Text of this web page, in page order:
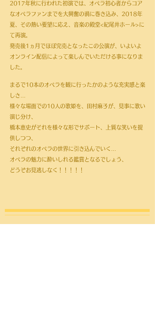
2017年秋に行われた初演では、オペラ初心者からコア
なオペラファンまでを大興奮の渦に巻き込み、2018年
夏、その熱い要望に応え、音楽の殿堂<紀尾井ホール>に
て再演。
発売後1ヵ月でほぼ完売となったこの公演が、いよいよ
オンライン配信によって楽しんでいただける事になりま
した。
まるで10本のオペラを観に行ったかのような充実感と楽
しさ…
様々な場面での10人の歌姫を、田村麻子が、見事に歌い
演じ分け、
橋本恵史がそれを様々な形でサポート、上質な笑いを提
供しつつ、
それぞれのオペラの世界に引き込んでいく…
オペラの魅力に酔いしれる鑑賞となるでしょう、
どうぞお見逃しなく！！！！！